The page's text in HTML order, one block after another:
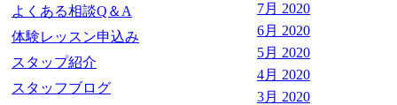
よくある相談Q＆A
体験レッスン申込み
スタップ紹介
スタッフブログ
7月 2020
6月 2020
5月 2020
4月 2020
3月 2020